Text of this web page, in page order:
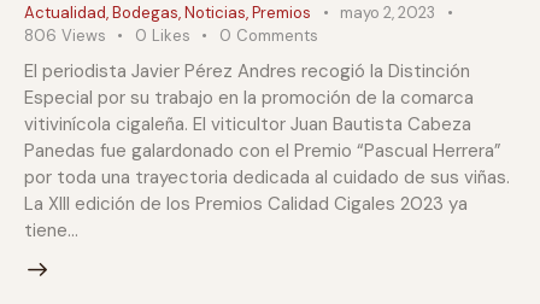
Actualidad,Bodegas,Noticias,Premios
mayo 2, 2023
806 Views 0 Likes 0 Comments
El periodista Javier Pérez Andres recogió la Distinción
Especial por su trabajo en la promoción de la comarca
vitivinícola cigaleña. El viticultor Juan Bautista Cabeza
Panedas fue galardonado con el Premio “Pascual Herrera”
por toda una trayectoria dedicada al cuidado de sus viñas.
La XIII edición de los Premios Calidad Cigales 2023 ya
tiene…